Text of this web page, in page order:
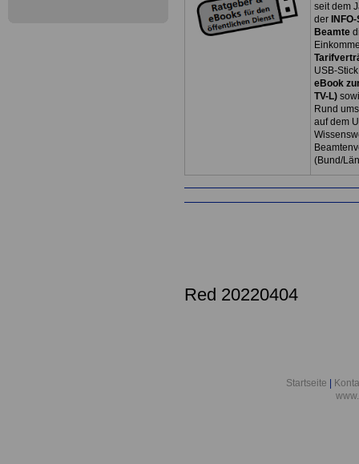
seit dem
der
Beamte
USB-
eBook
TV-L)
Rund
auf dem
(Bund/
Red 20220404
Startseite